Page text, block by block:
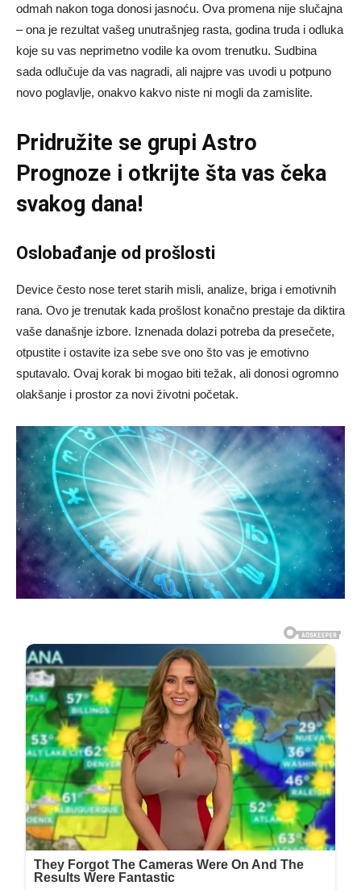
odmah nakon toga donosi jasnoću. Ova promena nije slučajna
– ona je rezultat vašeg unutrašnjeg rasta, godina truda i odluka
koje su vas neprimetno vodile ka ovom trenutku. Sudbina
sada odlučuje da vas nagradi, ali najpre vas uvodi u potpuno
novo poglavlje, onakvo kakvo niste ni mogli da zamislite.
Pridružite se grupiAstro
Prognoze i otkrijte šta vas čeka
svakog dana!
Oslobađanje od prošlosti
Device često nose teret starih misli, analize, briga i emotivnih
rana. Ovo je trenutak kada prošlost konačno prestaje da diktira
vaše današnje izbore. Iznenada dolazi potreba da presečete,
otpustite i ostavite iza sebe sve ono što vas je emotivno
sputavalo. Ovaj korak bi mogao biti težak, ali donosi ogromno
olakšanje i prostor za novi životni početak.